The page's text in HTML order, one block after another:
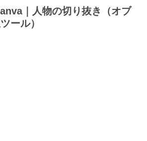
｜人物の切り抜き（オブ
ール）